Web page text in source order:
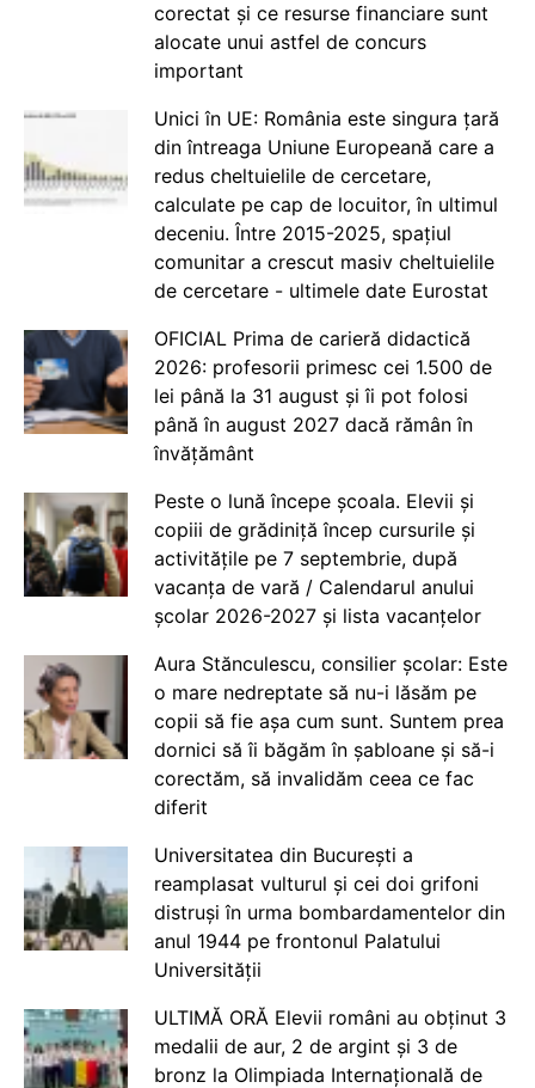
corectat și ce resurse financiare sunt
alocate unui astfel de concurs
important
Unici în UE: România este singura țară
din întreaga Uniune Europeană care a
redus cheltuielile de cercetare,
calculate pe cap de locuitor, în ultimul
deceniu. Între 2015-2025, spațiul
comunitar a crescut masiv cheltuielile
de cercetare - ultimele date Eurostat
OFICIAL Prima de carieră didactică
2026: profesorii primesc cei 1.500 de
lei până la 31 august și îi pot folosi
până în august 2027 dacă rămân în
învățământ
Peste o lună începe școala. Elevii și
copiii de grădiniță încep cursurile și
activitățile pe 7 septembrie, după
vacanța de vară / Calendarul anului
școlar 2026-2027 și lista vacanțelor
Aura Stănculescu, consilier școlar: Este
o mare nedreptate să nu-i lăsăm pe
copii să fie așa cum sunt. Suntem prea
dornici să îi băgăm în șabloane și să-i
corectăm, să invalidăm ceea ce fac
diferit
Universitatea din București a
reamplasat vulturul și cei doi grifoni
distruși în urma bombardamentelor din
anul 1944 pe frontonul Palatului
Universității
ULTIMĂ ORĂ Elevii români au obținut 3
medalii de aur, 2 de argint și 3 de
bronz la Olimpiada Internațională de